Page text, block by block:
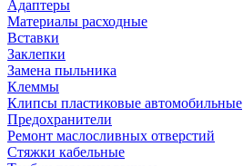
Адаптеры
Материалы расходные
Вставки
Заклепки
Замена пыльника
Клеммы
Клипсы пластиковые автомобильные
Предохранители
Ремонт маслосливных отверстий
Стяжки кабельные